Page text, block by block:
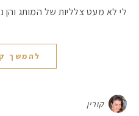
לי לא מעט צלליות של המותג והן
להמשך
קורין